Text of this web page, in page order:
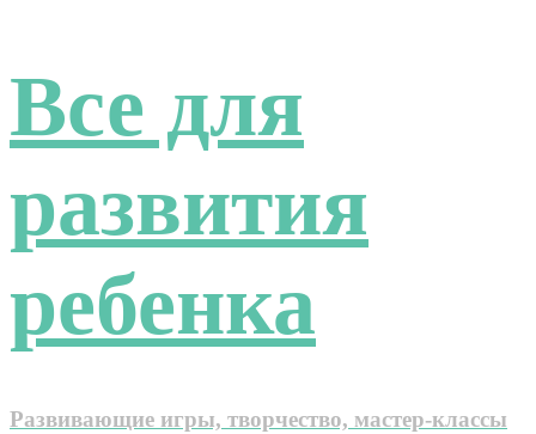
Все для
развития
ребенка
Развивающие игры, творчество, мастер-классы